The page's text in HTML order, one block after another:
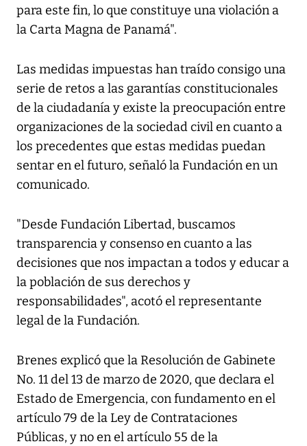
para este fin, lo que constituye una violación a
la Carta Magna de Panamá".
Las medidas impuestas han traído consigo una
serie de retos a las garantías constitucionales
de la ciudadanía y existe la preocupación entre
organizaciones de la sociedad civil en cuanto a
los precedentes que estas medidas puedan
sentar en el futuro, señaló la Fundación en un
comunicado.
"Desde Fundación Libertad, buscamos
transparencia y consenso en cuanto a las
decisiones que nos impactan a todos y educar a
la población de sus derechos y
responsabilidades", acotó el representante
legal de la Fundación.
Brenes explicó que la Resolución de Gabinete
No. 11 del 13 de marzo de 2020, que declara el
Estado de Emergencia, con fundamento en el
artículo 79 de la Ley de Contrataciones
Públicas, y no en el artículo 55 de la